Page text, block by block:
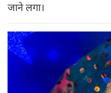
जाने लगा।